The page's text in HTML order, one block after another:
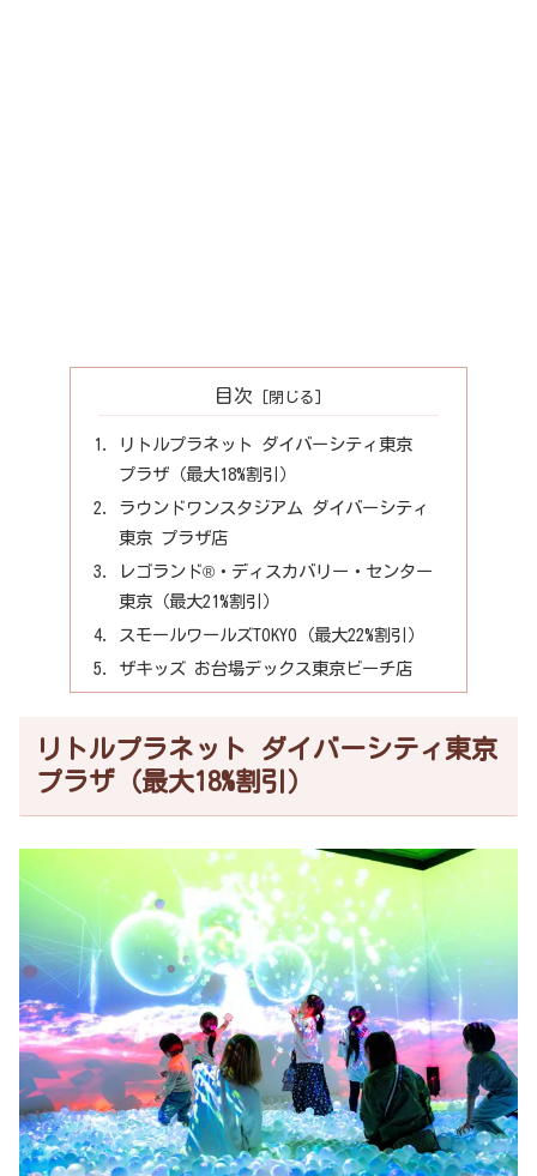
目次
リトルプラネット ダイバーシティ東京
プラザ（最大18%割引）
ラウンドワンスタジアム ダイバーシティ
東京 プラザ店
レゴランド®・ディスカバリー・センター
東京（最大21%割引）
スモールワールズTOKYO（最大22%割引）
ザキッズ お台場デックス東京ビーチ店
リトルプラネット ダイバーシティ東京
プラザ（最大18%割引）